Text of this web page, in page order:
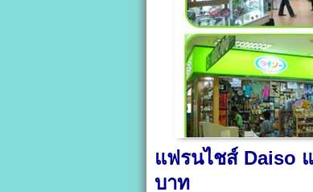
แฟรนไชส์ Daiso
บาท